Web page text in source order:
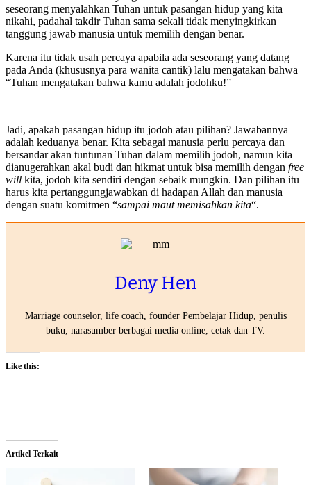
seseorang menyalahkan Tuhan untuk pasangan hidup yang kita
nikahi, padahal takdir Tuhan sama sekali tidak menyingkirkan
tanggung jawab manusia untuk memilih dengan benar.
Karena itu tidak usah percaya apabila ada seseorang yang datang
pada Anda (khususnya para wanita cantik) lalu mengatakan bahwa
“Tuhan mengatakan bahwa kamu adalah jodohku!”
Jadi, apakah pasangan hidup itu jodoh atau pilihan? Jawabannya
adalah keduanya benar. Kita sebagai manusia perlu percaya dan
bersandar akan tuntunan Tuhan dalam memilih jodoh, namun kita
dianugerahkan akal budi dan hikmat untuk bisa memilih dengan free
will kita, jodoh kita sendiri dengan sebaik mungkin. Dan pilihan itu
harus kita pertanggungjawabkan di hadapan Allah dan manusia
dengan suatu komitmen “sampai maut memisahkan kita“.
Deny Hen
Marriage counselor, life coach, founder Pembelajar Hidup, penulis
buku, narasumber berbagai media online, cetak dan TV.
Like this:
Artikel Terkait